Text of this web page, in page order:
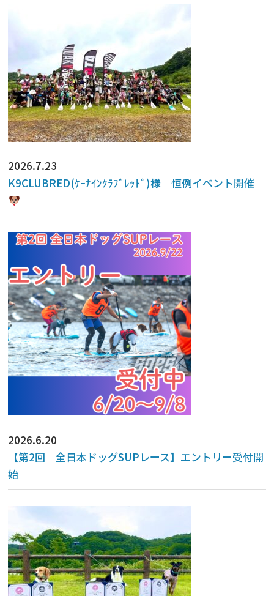
2026.7.23
K9CLUBRED(ｹｰﾅｲﾝｸﾗﾌﾞﾚｯﾄﾞ)様 恒例イベント開催
2026.6.20
【第2回 全日本ドッグSUPレース】エントリー受付開
始